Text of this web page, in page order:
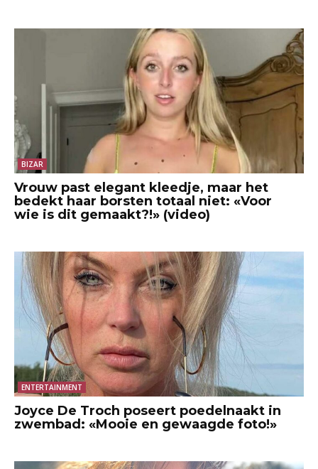
BIZAR
Vrouw past elegant kleedje, maar het
bedekt haar borsten totaal niet: «Voor
wie is dit gemaakt?!» (video)
ENTERTAINMENT
Joyce De Troch poseert poedelnaakt in
zwembad: «Mooie en gewaagde foto!»